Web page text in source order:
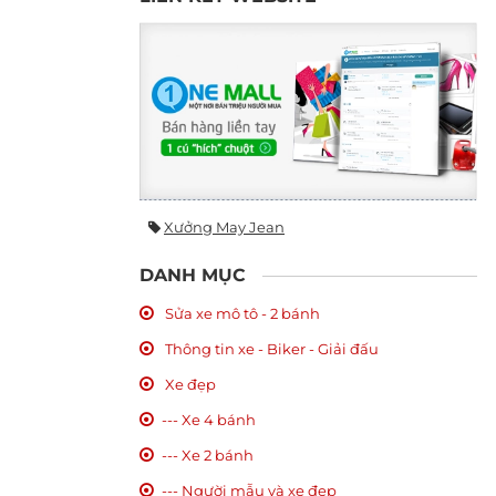
Xưởng May Jean
DANH MỤC
Sửa xe mô tô - 2 bánh
Thông tin xe - Biker - Giải đấu
Xe đẹp
--- Xe 4 bánh
--- Xe 2 bánh
--- Người mẫu và xe đẹp